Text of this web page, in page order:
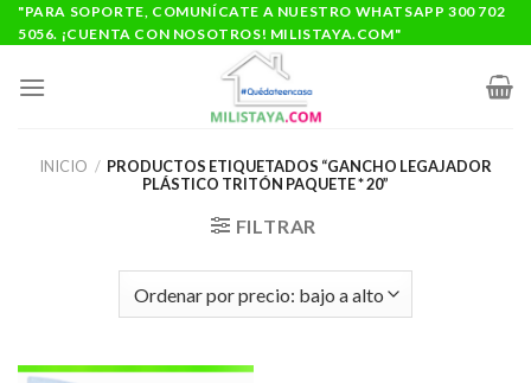
Saltar
al
"PARA SOPORTE, COMUNÍCATE A NUESTRO WHATSAPP 300 702
5056. ¡CUENTA CON NOSOTROS! MILISTAYA.COM"
INICIO / PRODUCTOS ETIQUETADOS “GANCHO LEGAJADOR
PLÁSTICO TRITÓN PAQUETE * 20”
FILTRAR